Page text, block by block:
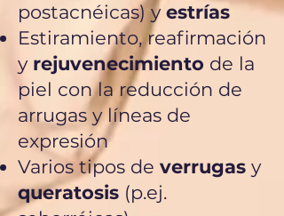
postacnéicas)​​ y estrías
Estiramiento, reafirmación
y rejuvenecimiento de la
piel​​​​ con la reducción de
arrugas y líneas de
expresión
Varios tipos de verrugas y
queratosis (p.ej.